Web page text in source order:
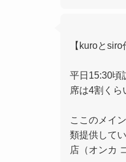
【kuroとsiro
平日15:30頃
席は4割くら
ここのメイ
類提供して
店（オンカ